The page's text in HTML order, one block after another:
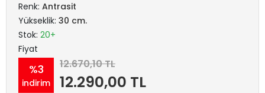
Renk: Antrasit
Yükseklik: 30 cm.
Stok: 20+
Fiyat
%3
indirim
12.670,10 TL
12.290,00 TL